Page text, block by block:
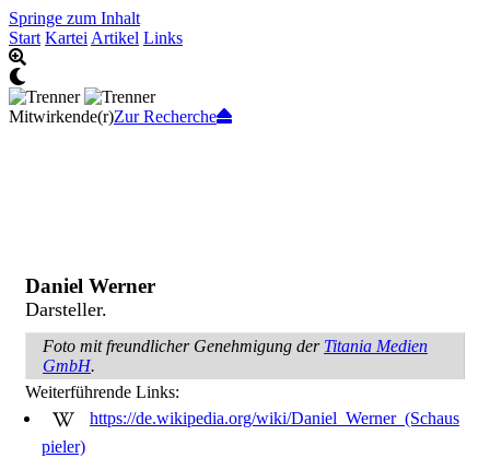
Springe zum Inhalt
Start Kartei Artikel Links
Mitwirkende(r)Zur Recherche
Daniel Werner
Darsteller.
Foto mit freundlicher Genehmigung der Titania Medien
GmbH.
Weiterführende Links:
https://de.wikipedia.org/wiki/Daniel_Werner_(Schaus
pieler)